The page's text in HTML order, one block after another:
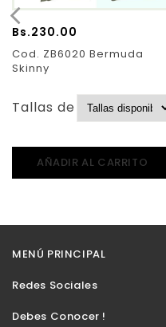
Bs.230.00
Cod. ZB6020 Bermuda
Skinny
Tallas de Pantalones:
AÑADIR AL CARRITO
MENÚ PRINCIPAL
Redes Sociales
Debes Conocer !